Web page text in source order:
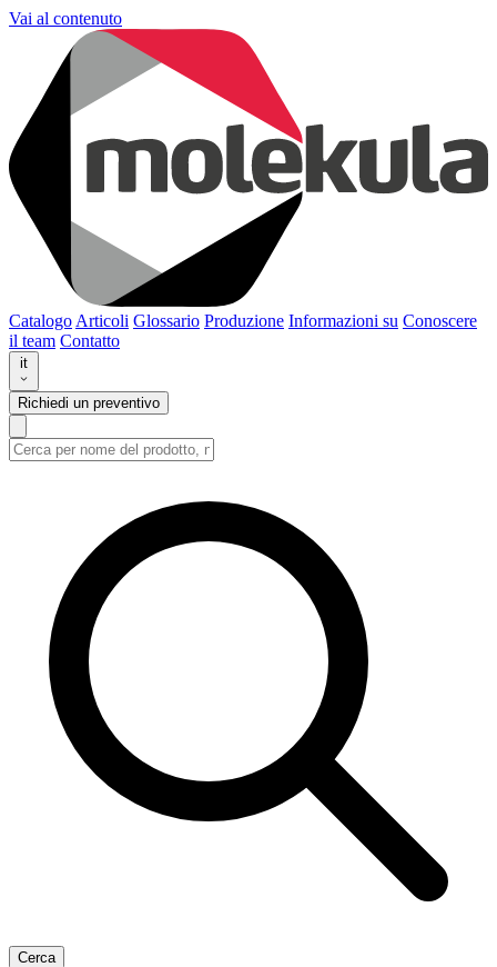
Vai al contenuto
Catalogo Articoli Glossario Produzione Informazioni su Conoscere
il team Contatto
it
Richiedi un preventivo
Cerca